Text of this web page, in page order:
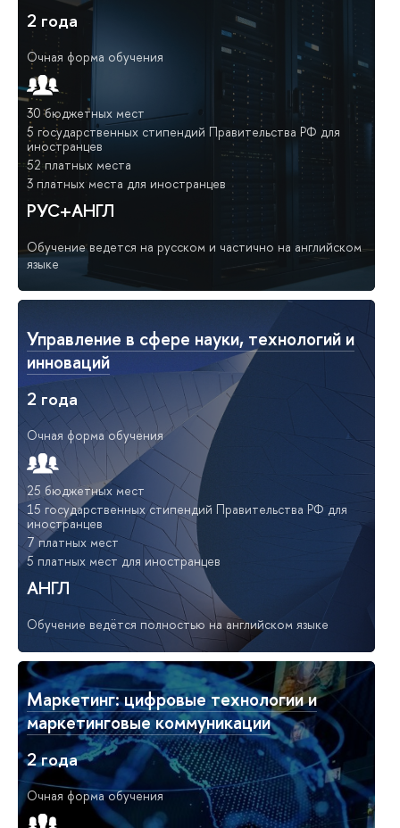
2 года
Очная форма обучения
30 бюджетных мест
5 государственных стипендий Правительства РФ для
иностранцев
52 платных места
3 платных места для иностранцев
РУС+АНГЛ
Обучение ведется на русском и частично на английском
языке
Управление в сфере науки, технологий и
инноваций
2 года
Очная форма обучения
25 бюджетных мест
15 государственных стипендий Правительства РФ для
иностранцев
7 платных мест
5 платных мест для иностранцев
АНГЛ
Обучение ведётся полностью на английском языке
Маркетинг: цифровые технологии и
маркетинговые коммуникации
2 года
Очная форма обучения